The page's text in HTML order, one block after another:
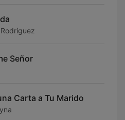
Señor
Carta a Tu Marido